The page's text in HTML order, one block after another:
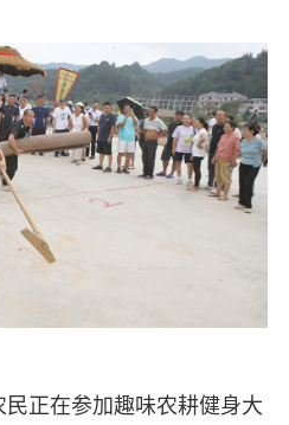
正在参加趣味农耕健身大